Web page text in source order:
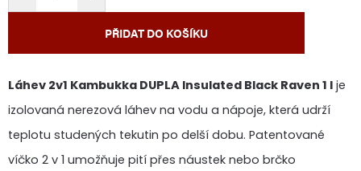
PŘIDAT DO KOŠÍKU
Láhev 2v1 Kambukka DUPLA Insulated Black Raven 1 l je
izolovaná nerezová láhev na vodu a nápoje, která udrží
teplotu studených tekutin po delší dobu. Patentované
víčko 2 v 1 umožňuje pití přes náustek nebo brčko